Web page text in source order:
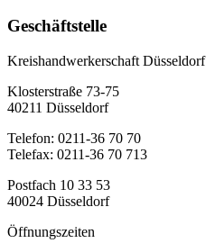
Geschäftstelle
Kreishandwerkerschaft Düsseldorf
Klosterstraße 73-75
40211 Düsseldorf
Telefon: 0211-36 70 70
Telefax: 0211-36 70 713
Postfach 10 33 53
40024 Düsseldorf
Öffnungszeiten